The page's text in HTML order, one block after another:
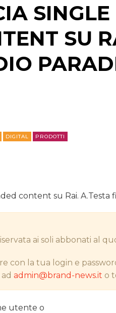
CASE
SINGLE
SU
DIGITAL PRODOTTI
content su Rai.
ai soli abbonati al
con la tua login e
adadmin@brand-news.it o
utente o